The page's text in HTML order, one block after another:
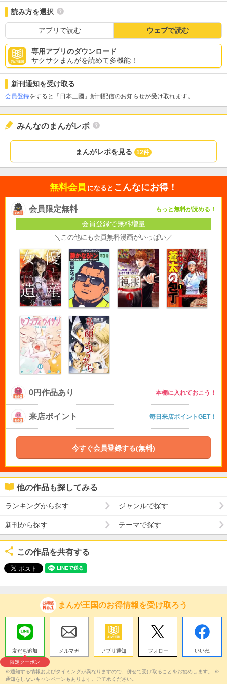
読み方を選択
アプリで読む ウェブで読む
専用アプリのダウンロード
サクサクまんがを読めて多機能！
新刊通知を受け取る
会員登録をすると「日本三國」新刊配信のお知らせが受け取れます。
みんなのまんがレポ
まんがレポを見る 12件
無料会員 になると こんなにお得！
会員限定無料 もっと無料が読める！
会員登録で無料増量
＼この他にも会員無料漫画がいっぱい／
0円作品あり 本棚に入れておこう！
来店ポイント 毎日来店ポイントGET！
今すぐ会員登録する(無料)
他の作品も探してみる
ランキングから探す ジャンルで探す
新刊から探す テーマで探す
この作品を共有する
まんが王国のお得情報を受け取ろう
友だち追加
限定クーポン
メルマガ アプリ通知 フォロー いいね
※通知する情報およびタイミングが異なりますので、併せて受け取ることをお勧めします。 ※
通知をしないキャンペーンもあります。ご了承ください。